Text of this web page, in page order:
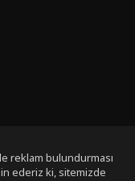
reklam bulundurması
ederiz ki, sitemizde